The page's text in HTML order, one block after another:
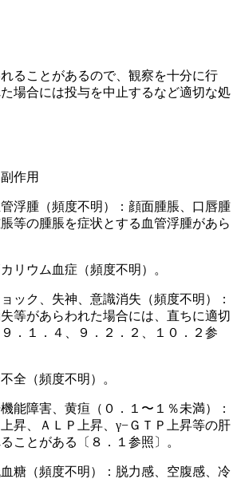
ることがあるので、観察を十分に行
場合には投与を中止するなど適切な処
作用
浮腫（頻度不明）：顔面腫脹、口唇腫
等の腫脹を症状とする血管浮腫があら
リウム血症（頻度不明）。
ック、失神、意識消失（頻度不明）：
等があらわれた場合には、直ちに適切
．１．４、９．２．２、１０．２参
全（頻度不明）。
能障害、黄疸（０．１〜１％未満）：
昇、ＡＬＰ上昇、γ−ＧＴＰ上昇等の肝
ことがある〔８．１参照〕。
糖（頻度不明）：脱力感、空腹感、冷